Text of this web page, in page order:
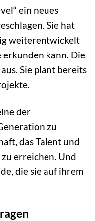
ein neues
Sie hat
weiterentwickelt
erkunden kann. Die
Sie plant bereits
der
zu
das Talent und
erreichen. Und
die sie auf ihrem